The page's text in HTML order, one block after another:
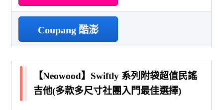
Coupang 酷澎
【Neowood】Swiftly 系列附袋超值民謠
吉他(多款多尺寸社團入門最佳選擇)